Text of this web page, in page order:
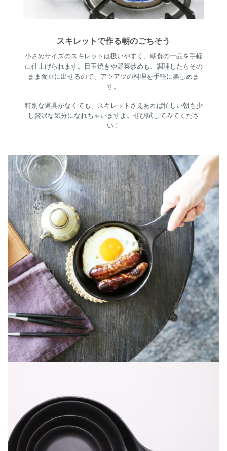
スキレットで作る朝のごちそう
小さめサイズのスキレットは扱いやすく、朝食の一品を手軽
に仕上げられます。目玉焼きや野菜炒めも、調理したらその
まま食卓に出せるので、アツアツの料理を手軽に楽しめま
す。
特別な道具がなくても、スキレットさえあれば忙しい朝も少
し贅沢な気分になれちゃいますよ。ぜひ試してみてくださ
い！